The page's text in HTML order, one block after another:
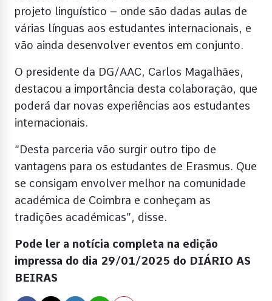
projeto linguístico – onde são dadas aulas de
várias línguas aos estudantes internacionais, e
vão ainda desenvolver eventos em conjunto.
O presidente da DG/AAC, Carlos Magalhães,
destacou a importância desta colaboração, que
poderá dar novas experiências aos estudantes
internacionais.
“Desta parceria vão surgir outro tipo de
vantagens para os estudantes de Erasmus. Que
se consigam envolver melhor na comunidade
académica de Coimbra e conheçam as
tradições académicas”, disse.
Pode ler a notícia completa na edição
impressa do dia 29/01/2025 do DIÁRIO AS
BEIRAS